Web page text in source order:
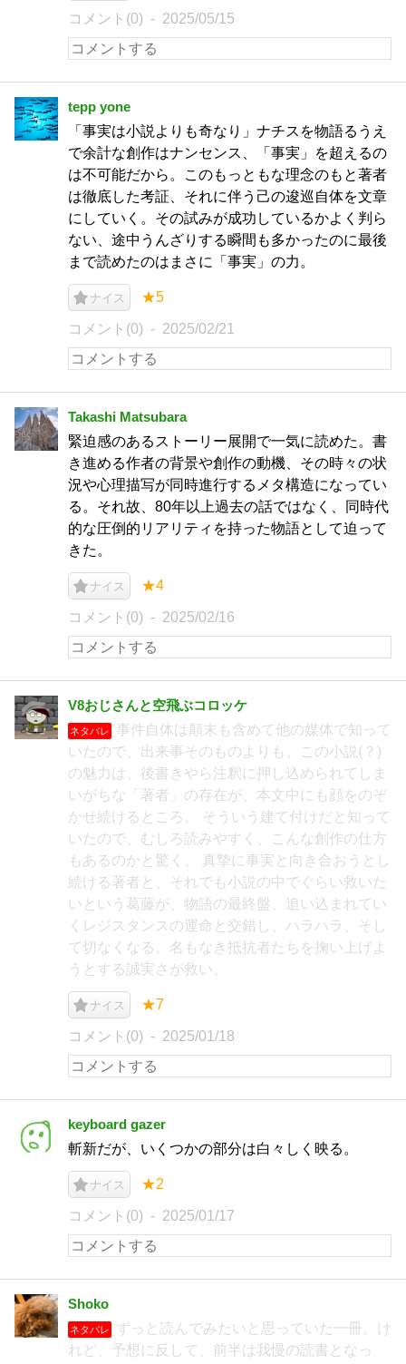
コメント(0) 2025/05/15
tepp yone
「事実は小説よりも奇なり」ナチスを物語るうえ
で余計な創作はナンセンス、「事実」を超えるの
は不可能だから。このもっともな理念のもと著者
は徹底した考証、それに伴う己の逡巡自体を文章
にしていく。その試みが成功しているかよく判ら
ない、途中うんざりする瞬間も多かったのに最後
まで読めたのはまさに「事実」の力。
ナイス ★5
コメント(0) 2025/02/21
Takashi Matsubara
緊迫感のあるストーリー展開で一気に読めた。書
き進める作者の背景や創作の動機、その時々の状
況や心理描写が同時進行するメタ構造になってい
る。それ故、80年以上過去の話ではなく、同時代
的な圧倒的リアリティを持った物語として迫って
きた。
ナイス ★4
コメント(0) 2025/02/16
V8おじさんと空飛ぶコロッケ
ネタバレ
事件自体は顛末も含めて他の媒体で知って
いたので、出来事そのものよりも、この小説(？)
の魅力は、後書きやら注釈に押し込められてしま
いがちな「著者」の存在が、本文中にも顔をのぞ
かせ続けるところ。 そういう建て付けだと知って
いたので、むしろ読みやすく、こんな創作の仕方
もあるのかと驚く。 真摯に事実と向き合おうとし
続ける著者と、それでも小説の中でぐらい救いた
いという葛藤が、物語の最終盤、追い込まれてい
くレジスタンスの運命と交錯し、ハラハラ、そし
て切なくなる。名もなき抵抗者たちを掬い上げよ
うとする誠実さが救い。
ナイス ★7
コメント(0) 2025/01/18
keyboard gazer
斬新だが、いくつかの部分は白々しく映る。
ナイス ★2
コメント(0) 2025/01/17
Shoko
ネタバレ
ずっと読んでみたいと思っていた一冊。け
れど、予想に反して、前半は我慢の読書となっ